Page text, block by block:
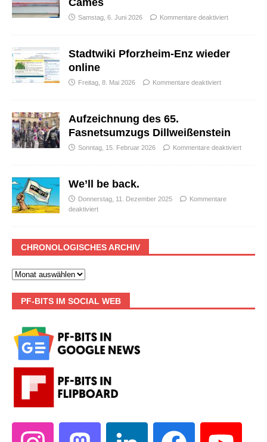
Cames
Samstag, 6. Juni 2026 Kommentare deaktiviert
Stadtwiki Pforzheim-Enz wieder
online
Freitag, 8. Mai 2026 Kommentare deaktiviert
Aufzeichnung des 65.
Fasnetsumzugs Dillweißenstein
Sonntag, 15. Februar 2026 Kommentare deaktiviert
We’ll be back.
Donnerstag, 11. Dezember 2025
Kommentare
deaktiviert
CHRONOLOGISCHES ARCHIV
PF-BITS IM SOCIAL WEB